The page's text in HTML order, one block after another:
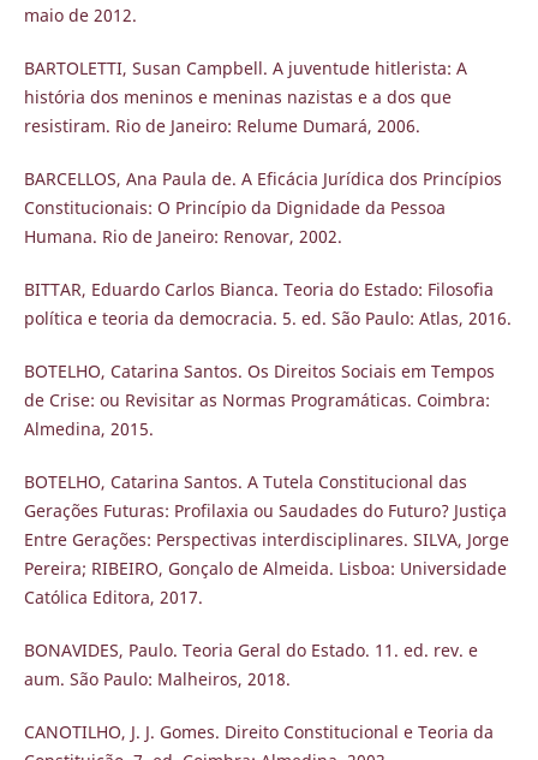
maio de 2012.
BARTOLETTI, Susan Campbell. A juventude hitlerista: A
história dos meninos e meninas nazistas e a dos que
resistiram. Rio de Janeiro: Relume Dumará, 2006.
BARCELLOS, Ana Paula de. A Eficácia Jurídica dos Princípios
Constitucionais: O Princípio da Dignidade da Pessoa
Humana. Rio de Janeiro: Renovar, 2002.
BITTAR, Eduardo Carlos Bianca. Teoria do Estado: Filosofia
política e teoria da democracia. 5. ed. São Paulo: Atlas, 2016.
BOTELHO, Catarina Santos. Os Direitos Sociais em Tempos
de Crise: ou Revisitar as Normas Programáticas. Coimbra:
Almedina, 2015.
BOTELHO, Catarina Santos. A Tutela Constitucional das
Gerações Futuras: Profilaxia ou Saudades do Futuro? Justiça
Entre Gerações: Perspectivas interdisciplinares. SILVA, Jorge
Pereira; RIBEIRO, Gonçalo de Almeida. Lisboa: Universidade
Católica Editora, 2017.
BONAVIDES, Paulo. Teoria Geral do Estado. 11. ed. rev. e
aum. São Paulo: Malheiros, 2018.
CANOTILHO, J. J. Gomes. Direito Constitucional e Teoria da